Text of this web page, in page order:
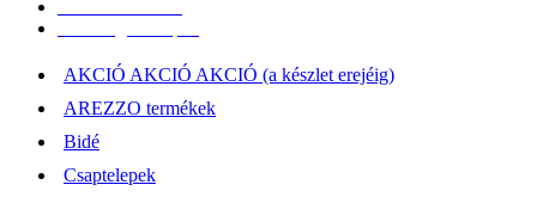
AKCIÓ AKCIÓ AKCIÓ (a készlet erejéig)
AREZZO termékek
Bidé
Csaptelepek